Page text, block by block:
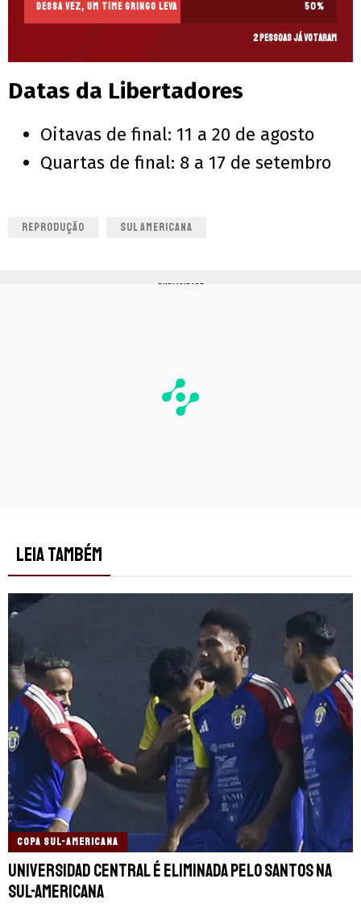
Dessa vez, um time gringo leva 50%
2 pessoas já votaram
Datas da Libertadores
Oitavas de final: 11 a 20 de agosto
Quartas de final: 8 a 17 de setembro
REPRODUÇÃO SUL AMERICANA
PUBLICIDADE
LEIA TAMBÉM
COPA SUL-AMERICANA
Universidad Central é eliminada pelo Santos na
Sul-Americana